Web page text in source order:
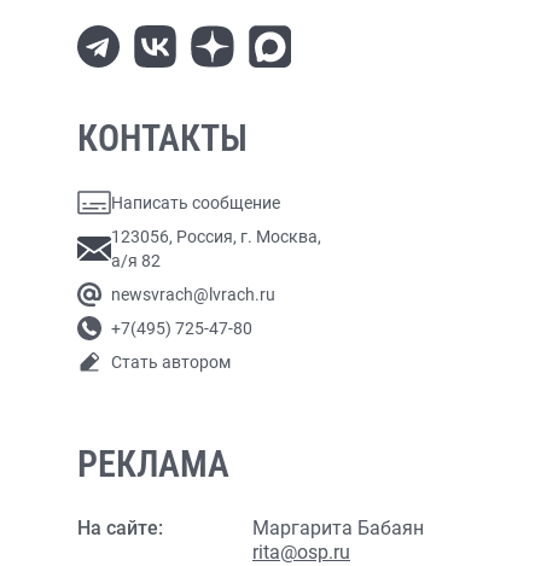
КОНТАКТЫ
Написать сообщение
123056, Россия, г. Москва,
а/я 82
newsvrach@lvrach.ru
+7(495) 725-47-80
Стать автором
РЕКЛАМА
На сайте:
Маргарита Бабаян
rita@osp.ru